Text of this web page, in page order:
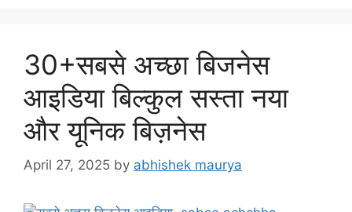
30+सबसे अच्छा बिजनेस
आइडिया बिल्कुल सस्ता नया
और यूनिक बिज़नेस
April 27, 2025 by abhishek maurya